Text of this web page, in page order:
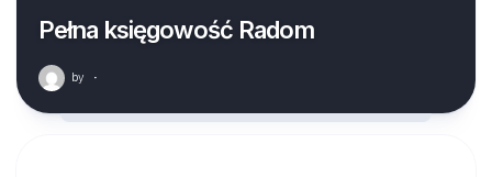
Pełna księgowość Radom
by ·